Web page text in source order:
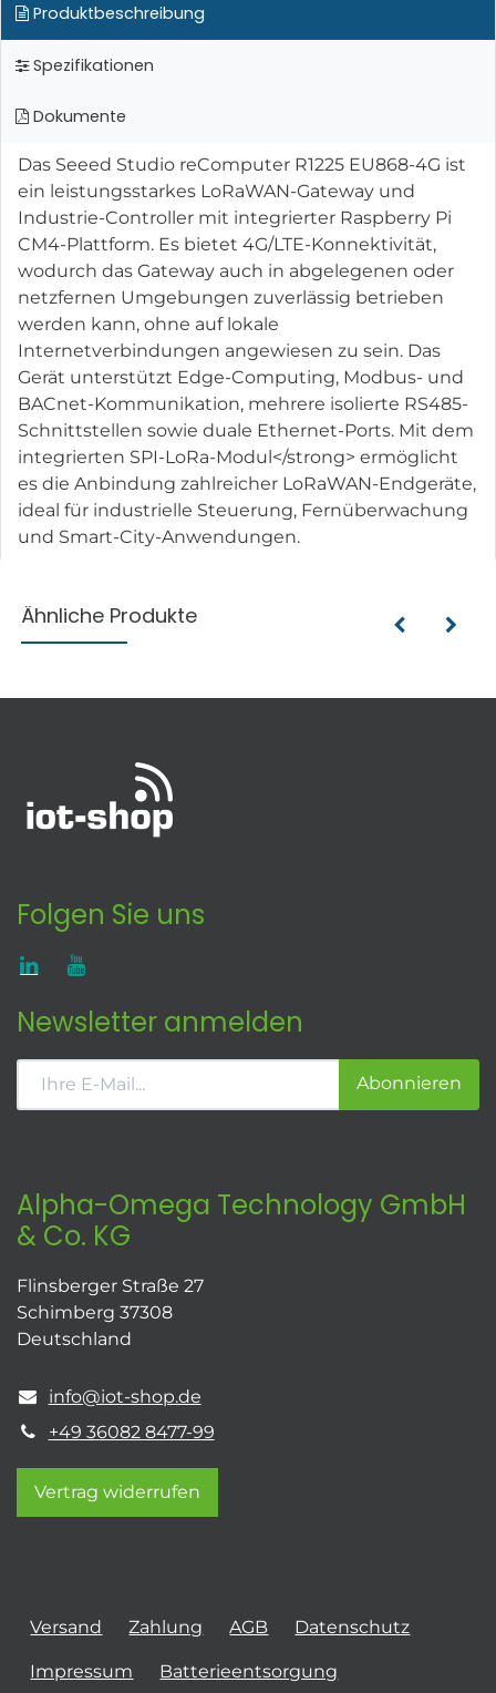
Produktbeschreibung
Spezifikationen
Dokumente
Das Seeed Studio reComputer R1225 EU868-4G ist
ein leistungsstarkes LoRaWAN-Gateway und
Industrie-Controller mit integrierter Raspberry Pi
CM4-Plattform. Es bietet 4G/LTE-Konnektivität,
wodurch das Gateway auch in abgelegenen oder
netzfernen Umgebungen zuverlässig betrieben
werden kann, ohne auf lokale
Internetverbindungen angewiesen zu sein. Das
Gerät unterstützt Edge-Computing, Modbus- und
BACnet-Kommunikation, mehrere isolierte RS485-
Schnittstellen sowie duale Ethernet-Ports. Mit dem
integrierten SPI-LoRa-Modul</strong> ermöglicht
es die Anbindung zahlreicher LoRaWAN-Endgeräte,
ideal für industrielle Steuerung, Fernüberwachung
und Smart-City-Anwendungen.
Ähnliche Produkte
Folgen Sie uns
Newsletter anmelden
Abonnieren
Alpha-Omega Technology GmbH
& Co. KG
Flinsberger Straße 27
Schimberg 37308
Deutschland
info@iot-shop.de
+49 36082 8477-99
Vertrag widerrufen
Versand Zahlung AGB Datenschutz
Impressum Batterieentsorgung